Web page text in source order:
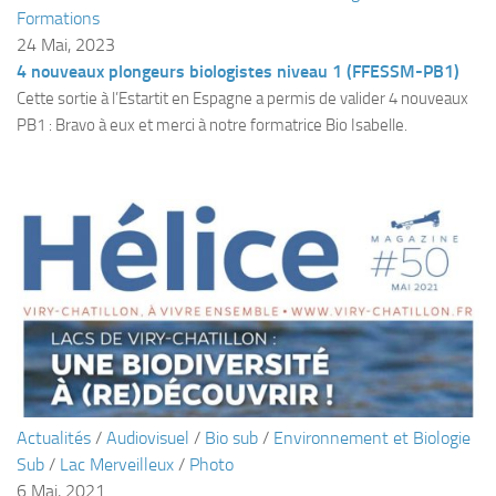
Sorties techniques
APNEE
SORTIES
Sorties 2025
Sorties 2024
Sorties 2023
Sorties 2022
Sorties 2021
Sorties 2020
Sorties 2018
Formations
24 Mai, 2023
4 nouveaux plongeurs biologistes niveau 1 (FFESSM-PB1)
Cette sortie à l’Estartit en Espagne a permis de valider 4 nouveaux
PB1 : Bravo à eux et merci à notre formatrice Bio Isabelle.
Actualités / Audiovisuel / Bio sub / Environnement et Biologie
Sub / Lac Merveilleux / Photo
6 Mai, 2021